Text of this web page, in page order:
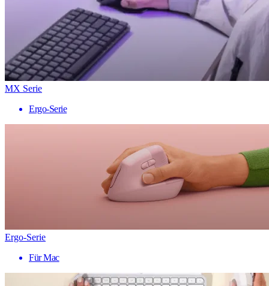
MX Serie
Ergo-Serie
Ergo-Serie
Für Mac